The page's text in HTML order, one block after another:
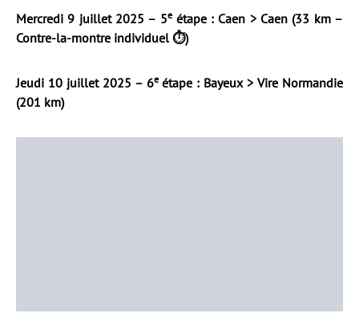
Mercredi 9 juillet 2025 – 5eétape : Caen > Caen (33 km –
Contre-la-montre individuel ⏱️)
Jeudi 10 juillet 2025 – 6eétape : Bayeux > Vire Normandie
(201 km)